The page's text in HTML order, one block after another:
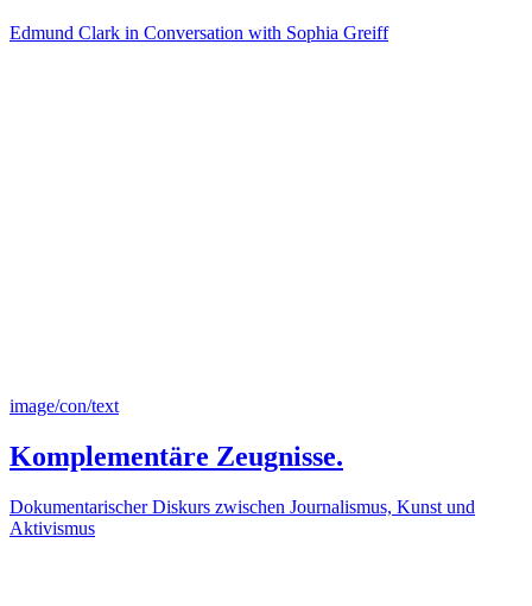
Edmund Clark in Conversation with Sophia Greiff
image/con/text
Komplementäre Zeugnisse.
Dokumentarischer Diskurs zwischen Journalismus, Kunst und
Aktivismus